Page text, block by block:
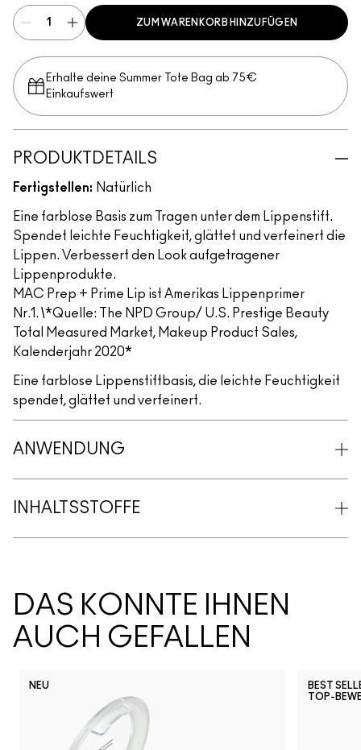
ZUM WARENKORB HINZUFÜGEN
Erhalte deine Summer Tote Bag ab 75€
Einkaufswert​
PRODUKTDETAILS
Fertigstellen: Natürlich
Eine farblose Basis zum Tragen unter dem Lippenstift.
Spendet leichte Feuchtigkeit, glättet und verfeinert die
Lippen. Verbessert den Look aufgetragener
Lippenprodukte.
MAC Prep + Prime Lip ist Amerikas Lippenprimer
Nr.1. \*Quelle: The NPD Group/ U.S. Prestige Beauty
Total Measured Market, Makeup Product Sales,
Kalenderjahr 2020*
Eine farblose Lippenstiftbasis, die leichte Feuchtigkeit
spendet, glättet und verfeinert.
ANWENDUNG
INHALTSSTOFFE
DAS KÖNNTE IHNEN
AUCH GEFALLEN
NEU
BEST
TOP-